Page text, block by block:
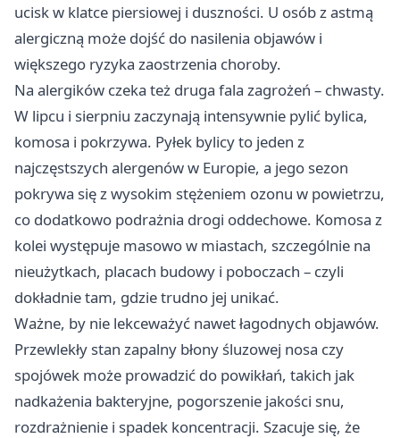
ucisk w klatce piersiowej i duszności. U osób z astmą
alergiczną może dojść do nasilenia objawów i
większego ryzyka zaostrzenia choroby.
Na alergików czeka też druga fala zagrożeń – chwasty.
W lipcu i sierpniu zaczynają intensywnie pylić bylica,
komosa i pokrzywa. Pyłek bylicy to jeden z
najczęstszych alergenów w Europie, a jego sezon
pokrywa się z wysokim stężeniem ozonu w powietrzu,
co dodatkowo podrażnia drogi oddechowe. Komosa z
kolei występuje masowo w miastach, szczególnie na
nieużytkach, placach budowy i poboczach – czyli
dokładnie tam, gdzie trudno jej unikać.
Ważne, by nie lekceważyć nawet łagodnych objawów.
Przewlekły stan zapalny błony śluzowej nosa czy
spojówek może prowadzić do powikłań, takich jak
nadkażenia bakteryjne, pogorszenie jakości snu,
rozdrażnienie i spadek koncentracji. Szacuje się, że